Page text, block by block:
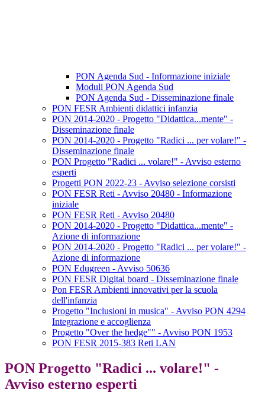
PON Agenda Sud - Informazione iniziale
Moduli PON Agenda Sud
PON Agenda Sud - Disseminazione finale
PON FESR Ambienti didattici infanzia
PON 2014-2020 - Progetto "Didattica...mente" -
Disseminazione finale
PON 2014-2020 - Progetto "Radici ... per volare!" -
Disseminazione finale
PON Progetto "Radici ... volare!" - Avviso esterno
esperti
Progetti PON 2022-23 - Avviso selezione corsisti
PON FESR Reti - Avviso 20480 - Informazione
iniziale
PON FESR Reti - Avviso 20480
PON 2014-2020 - Progetto "Didattica...mente" -
Azione di informazione
PON 2014-2020 - Progetto "Radici ... per volare!" -
Azione di informazione
PON Edugreen - Avviso 50636
PON FESR Digital board - Disseminazione finale
Pon FESR Ambienti innovativi per la scuola
dell'infanzia
Progetto "Inclusioni in musica" - Avviso PON 4294
Integrazione e accoglienza
Progetto "Over the hedge"" - Avviso PON 1953
PON FESR 2015-383 Reti LAN
PON Progetto "Radici ... volare!" -
Avviso esterno esperti